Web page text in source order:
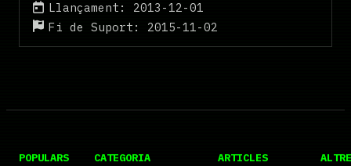
Llançament: 2013-12-01
Fi de Suport: 2015-11-02
POPULARS CATEGORIA ARTICLES